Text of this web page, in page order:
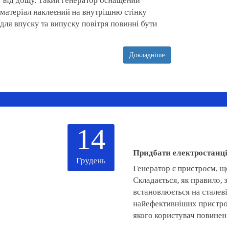
наклеєний на внутрішню стінку
впуску та випуску повітря повинні бути
Докладніше
Придбати
Генератор є пристроєм,
Складається, як правило,
встановлюється на
найефективніших
якого користувач
14
Грудень